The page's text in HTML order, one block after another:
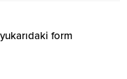
form